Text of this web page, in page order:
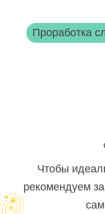
Проработка
Чтобы
рекомендуем